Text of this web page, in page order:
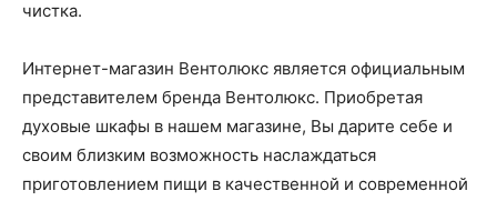
чистка.
Интернет-магазин Вентолюкс является официальным
представителем бренда Вентолюкс. Приобретая
духовые шкафы в нашем магазине, Вы дарите себе и
своим близким возможность наслаждаться
приготовлением пищи в качественной и современной